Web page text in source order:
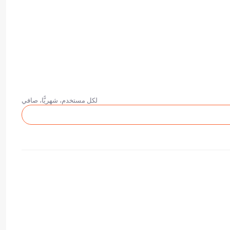
لكل مستخدم، شهريًّا، صافي